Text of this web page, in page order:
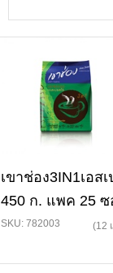
เขาช่อง3IN1เอส
450 ก. แพค 25 ซ
SKU: 782003 (12